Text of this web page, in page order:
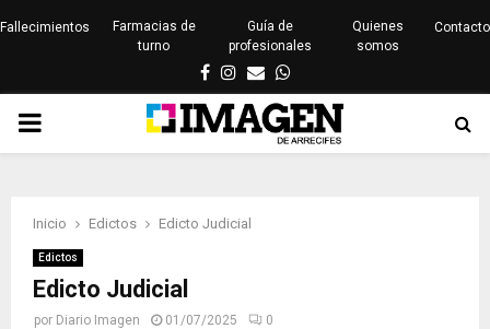
Fallecimientos
Farmacias de
turno
Guía de
profesionales
Quienes
somos
Contacto
Facebook
Instagram
EmailWhatsapp
PRIMARY
Inicio Edictos Edicto Judicial
Edictos
Edicto Judicial
por Diario Imagen 01/07/2025 0